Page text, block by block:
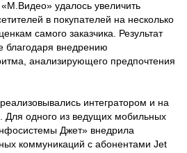
удалось увеличить
в покупателей на несколько
самого заказчика. Результат
благодаря внедрению
анализирующего предпочтения
интегратором и на
Для одного из ведущих мобильных
Джет» внедрила
коммуникаций с абонентами Jet